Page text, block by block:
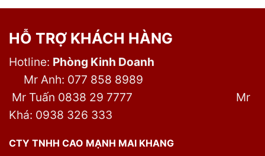
HỖ TRỢ KHÁCH HÀNG
Hotline: Phòng Kinh Doanh
Mr Anh: 077 858 8989
Mr Tuấn 0838 29 7777 Mr
Khá: 0938 326 333
CTY TNHH CAO MẠNH MAI KHANG